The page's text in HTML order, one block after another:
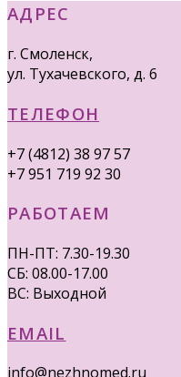
АДРЕС
г. Смоленск,
ул. Тухачевского, д. 6
ТЕЛЕФОН
+7 (4812) 38 97 57
+7 951 719 92 30
РАБОТАЕМ
ПН-ПТ: 7.30-19.30
СБ: 08.00-17.00
ВС: Выходной
EMAIL
info@nezhnomed.ru